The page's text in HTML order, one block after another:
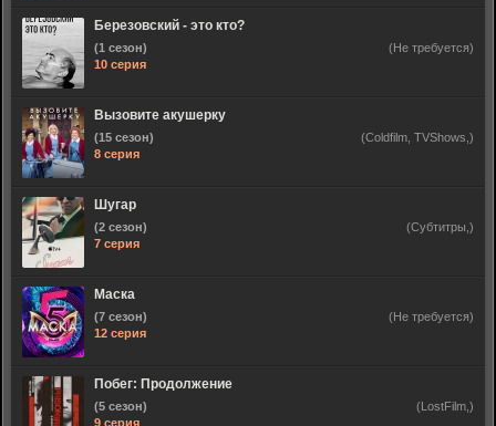
Березовский - это кто?
(1 сезон)
10 серия
(Не требуется)
Вызовите акушерку
(15 сезон)
8 серия
(Coldfilm, TVShows,)
Шугар
(2 сезон)
7 серия
(Субтитры,)
Маска
(7 сезон)
12 серия
(Не требуется)
Побег: Продолжение
(5 сезон)
9 серия
(LostFilm,)